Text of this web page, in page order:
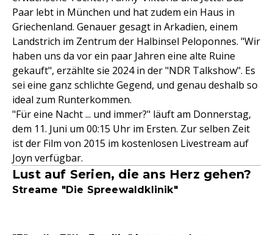
Paar lebt in München und hat zudem ein Haus in
Griechenland. Genauer gesagt in Arkadien, einem
Landstrich im Zentrum der Halbinsel Peloponnes. "Wir
haben uns da vor ein paar Jahren eine alte Ruine
gekauft", erzählte sie 2024 in der "NDR Talkshow". Es
sei eine ganz schlichte Gegend, und genau deshalb so
ideal zum Runterkommen.
"Für eine Nacht ... und immer?" läuft am Donnerstag,
dem 11. Juni um 00:15 Uhr im Ersten. Zur selben Zeit
ist der Film von 2015 im kostenlosen Livestream auf
Joyn verfügbar.
Lust auf Serien, die ans Herz gehen?
Streame "Die Spreewaldklinik"